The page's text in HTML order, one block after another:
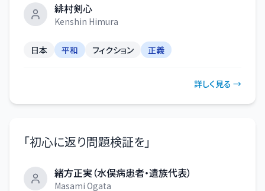
緋村剣心
Kenshin Himura
日本 平和 フィクション 正義
詳しく見る →
「初心に返り問題検証を」
緒方正実（水俣病患者・遺族代表）
Masami Ogata